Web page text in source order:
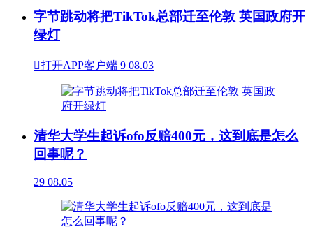
字节跳动将把TikTok总部迁至伦敦 英国政府开
绿灯
打开APP客户端 9 08.03
清华大学生起诉ofo反赔400元，这到底是怎么
回事呢？
29 08.05